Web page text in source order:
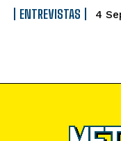
ENTREVISTAS 4